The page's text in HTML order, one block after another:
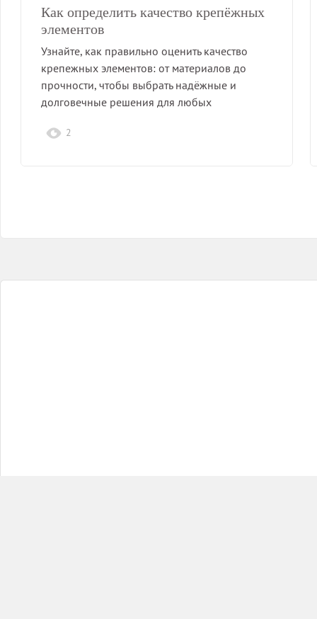
Как определить качество крепёжных
элементов
Узнайте, как правильно оценить качество
крепежных элементов: от материалов до
прочности, чтобы выбрать надёжные и
долговечные решения для любых
2